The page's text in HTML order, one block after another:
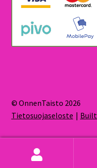
© OnnenTaisto 2026
Tietosuojaseloste